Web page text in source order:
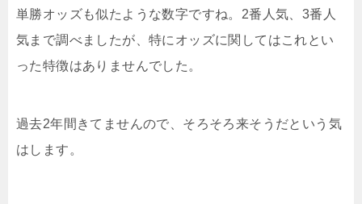
単勝オッズも似たような数字ですね。2番人気、3番人
気まで調べましたが、特にオッズに関してはこれとい
った特徴はありませんでした。
過去2年間きてませんので、そろそろ来そうだという気
はします。